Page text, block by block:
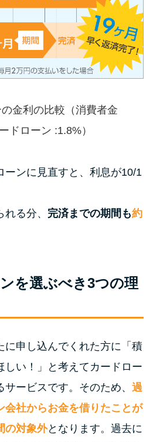
ト闇金とは？悪質な手口に
意！
融（闇金）からお金を借り
法
みブラックとは?判断の目
クでもお金を借りるに
つの判断基準と工面法
はブラックでも審査に通
自分がブラックか確かめる
ムとレイクどっちがいい
ードローンの選び方を徹
スの返済方法を徹底解
っとも便利でお得な返済
金利の比較（消費者金
ドローン :1.8%）
ーンに見直すと、利息が10/1
る分、 完済までの期間も約
を選ぶべき3つの理
に申し込んでくれた方に「積
しい！」と考えてカードロー
ービスです。そのため、 過
会社からお金を借りたことが
の対象外となります。過去に